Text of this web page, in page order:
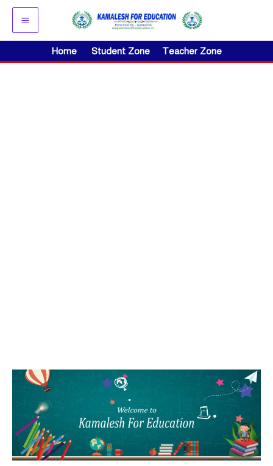
Skip
content
Home Student Zone Teacher Zone